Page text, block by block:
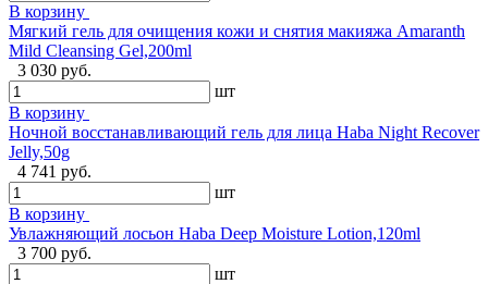
В корзину
Мягкий гель для очищения кожи и снятия макияжа Amaranth
Mild Cleansing Gel,200ml
3 030 руб.
шт
В корзину
Ночной восстанавливающий гель для лица Haba Night Recover
Jelly,50g
4 741 руб.
шт
В корзину
Увлажняющий лосьон Haba Deep Moisture Lotion,120ml
3 700 руб.
шт